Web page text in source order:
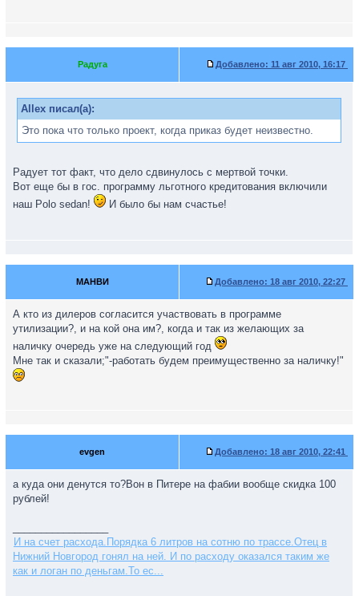
Радуга Добавлено: 11 авг 2010, 16:17
Allex писал(а):
Это пока что только проект, когда приказ будет неизвестно.
Радует тот факт, что дело сдвинулось с мертвой точки.
Вот еще бы в гос. программу льготного кредитования включили
наш Polo sedan!
И было бы нам счастье!
МАНВИ Добавлено: 18 авг 2010, 22:27
А кто из дилеров согласится участвовать в программе
утилизации?, и на кой она им?, когда и так из желающих за
наличку очередь уже на следующий год
Мне так и сказали;"-работать будем преимущественно за наличку!"
evgen Добавлено: 18 авг 2010, 22:41
а куда они денутся то?Вон в Питере на фабии вообще скидка 100
рублей!
И на счет расхода.Порядка 6 литров на сотню по трассе.Отец в
Нижний Новгород гонял на ней. И по расходу оказался таким же
как и логан по деньгам.То ес...